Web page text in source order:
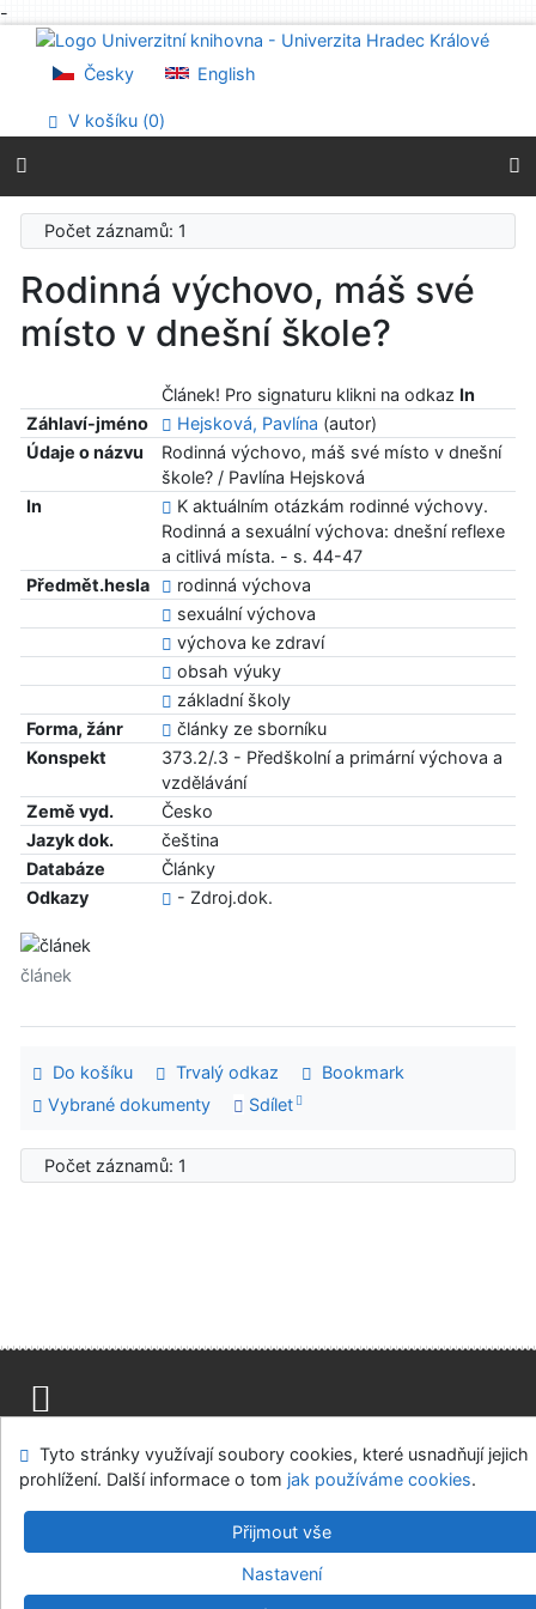
-
Přejít na obsah
Přejít na menu
Prohlášení o webové přístupnosti
Česky English
V košíku (0)
Počet záznamů: 1
Rodinná výchovo, máš své
místo v dnešní škole?
Článek! Pro signaturu klikni na odkaz In
Záhlaví-jméno
Hejsková, Pavlína (autor)
Údaje o názvu
Rodinná výchovo, máš své místo v dnešní
škole? / Pavlína Hejsková
In
K aktuálním otázkám rodinné výchovy.
Rodinná a sexuální výchova: dnešní reflexe
a citlivá místa. - s. 44-47
Předmět.hesla
rodinná výchova
sexuální výchova
výchova ke zdraví
obsah výuky
základní školy
Forma, žánr
články ze sborníku
Konspekt
373.2/.3 - Předškolní a primární výchova a
vzdělávání
Země vyd.
Česko
Jazyk dok.
čeština
Databáze
Články
Odkazy
- Zdroj.dok.
článek
Do košíku Trvalý odkaz
Bookmark
Vybrané dokumenty
Sdílet
Počet záznamů: 1
Mapa stránek Přístupnost
Modul OpenSearch
Napište nám Nastavení cookies
Univerzitní knihovna - Univerzita Hradec Králové
v.4.8.63a-Cosmotron Bohemia, s.r.o.
Tyto stránky využívají soubory cookies, které usnadňují jejich
prohlížení. Další informace o tom jak používáme cookies.
Přijmout vše
Nastavení